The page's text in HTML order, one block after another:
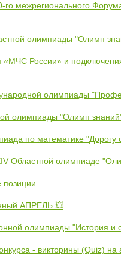
межрегионального
олимпиады "Олимп
«МЧС России» и
олимпиады
олимпиады "Олимп
по математике
Областной олимпиаде
АПРЕЛЬ 💥
олимпиады "История и
- викторины (Quiz)